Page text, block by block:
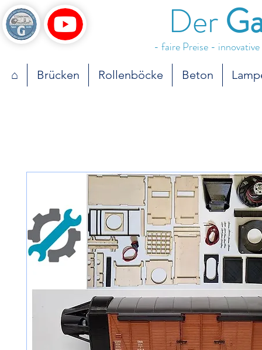
Der
- faire Preise -
⌂ Brücken Rollenböcke Beton